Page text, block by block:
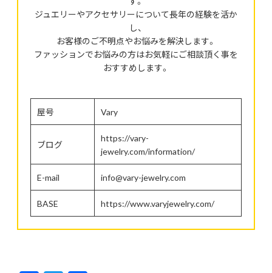
ジュエリーやアクセサリーについて長年の経験を活か
し、
お客様のご不明点やお悩みを解決します。
ファッションでお悩みの方はお気軽にご相談頂く事を
おすすめします。
屋号 Vary
ブログ
https://vary-
jewelry.com/information/
E-mail info@vary-jewelry.com
BASE https://www.varyjewelry.com/